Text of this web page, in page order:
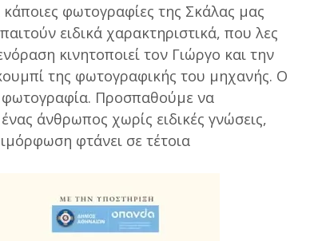
κάποιες φωτογραφίες της Σκάλας μας
ειδικά χαρακτηριστικά, που λες
κινητοποιεί τον Γιώργο και την
της φωτογραφικής του μηχανής. Ο
φωτογραφία. Προσπαθούμε να
άνθρωπος χωρίς ειδικές γνώσεις,
φτάνει σε τέτοια